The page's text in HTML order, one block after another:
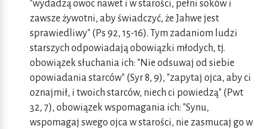
"wydadzą owoc nawet i w starości, pełni soków i
zawsze żywotni, aby świadczyć, że Jahwe jest
sprawiedliwy" (Ps 92, 15-16). Tym zadaniom ludzi
starszych odpowiadają obowiązki młodych, tj.
obowiązek słuchania ich: "Nie odsuwaj od siebie
opowiadania starców" (Syr 8, 9), "zapytaj ojca, aby ci
oznajmił, i twoich starców, niech ci powiedzą" (Pwt
32, 7), obowiązek wspomagania ich: "Synu,
wspomagaj swego ojca w starości, nie zasmucaj go w